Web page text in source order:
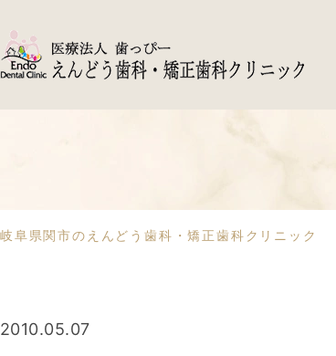
岐阜県関市のえんどう歯科・矯正歯科クリニック
2010.05.07